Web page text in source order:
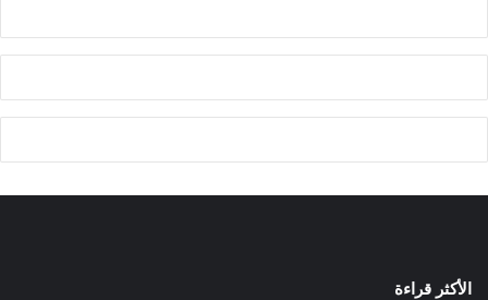
الأكثر قراءة